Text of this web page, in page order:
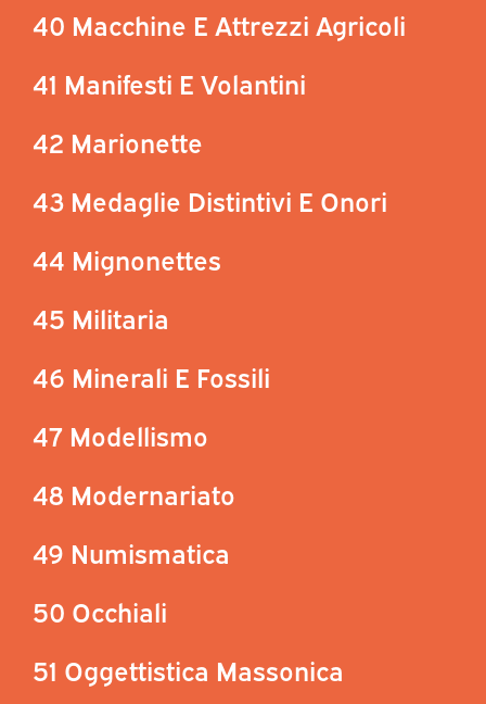
40 Macchine E Attrezzi Agricoli
41 Manifesti E Volantini
42 Marionette
43 Medaglie Distintivi E Onori
44 Mignonettes
45 Militaria
46 Minerali E Fossili
47 Modellismo
48 Modernariato
49 Numismatica
50 Occhiali
51 Oggettistica Massonica